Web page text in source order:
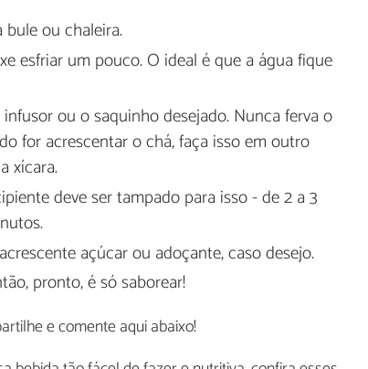
ou chaleira.
esfriar um pouco. O ideal é que a água fique
ou o saquinho desejado. Nunca ferva o
for acrescentar o chá, faça isso em outro
xícara.
deve ser tampado para isso - de 2 a 3
açúcar ou adoçante, caso desejo.
pronto, é só saborear!
e comente aqui abaixo!